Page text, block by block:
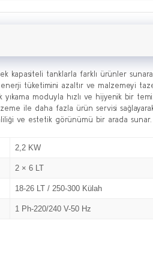
kapasiteli tanklarla farklı ürünler
tüketimini azaltır ve malzemeyi
yıkama moduyla hızlı ve hijyenik bir
ile daha fazla ürün servisi
ve estetik görünümü bir arada sunar.
2,2 KW
2 × 6 LT
18-26 LT / 250-300 Külah
1 Ph-220/240 V-50 Hz